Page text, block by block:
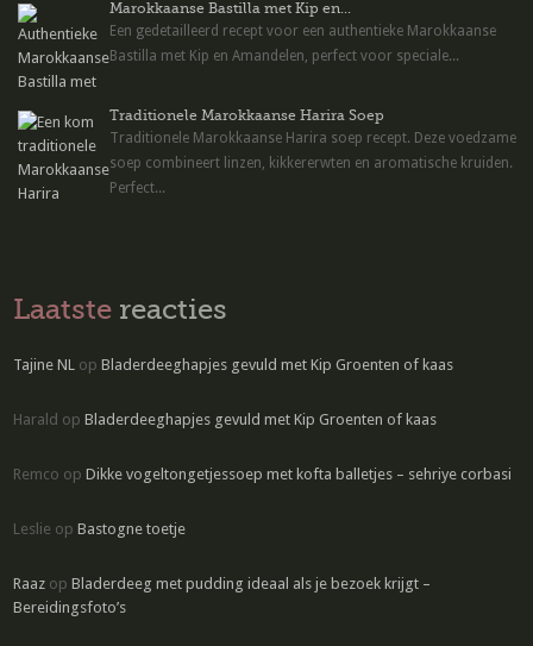
Marokkaanse Bastilla met Kip en...
Een gedetailleerd recept voor een authentieke Marokkaanse
Bastilla met Kip en Amandelen, perfect voor speciale...
Traditionele Marokkaanse Harira Soep
Traditionele Marokkaanse Harira soep recept. Deze voedzame
soep combineert linzen, kikkererwten en aromatische kruiden.
Perfect...
Laatste reacties
Tajine NL opBladerdeeghapjes gevuld met Kip Groenten of kaas
Harald opBladerdeeghapjes gevuld met Kip Groenten of kaas
Remco opDikke vogeltongetjessoep met kofta balletjes – sehriye corbasi
Leslie opBastogne toetje
Raaz opBladerdeeg met pudding ideaal als je bezoek krijgt –
Bereidingsfoto’s